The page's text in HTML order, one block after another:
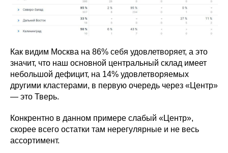
Как видим Москва на 86% себя удовлетворяет, а это
значит, что наш основной центральный склад имеет
небольшой дефицит, на 14% удовлетворяемых
другими кластерами, в первую очередь через «Центр»
— это Тверь.
Конкрентно в данном примере слабый «Центр»,
скорее всего остатки там нерегулярные и не весь
ассортимент.